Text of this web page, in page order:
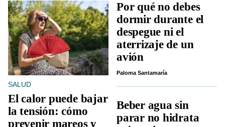
SALUD
El calor puede bajar
la tensión: cómo
prevenir mareos y
Por qué no debes
dormir durante el
despegue ni el
aterrizaje de un
avión
Paloma Santamaría
Beber agua sin
parar no hidrata